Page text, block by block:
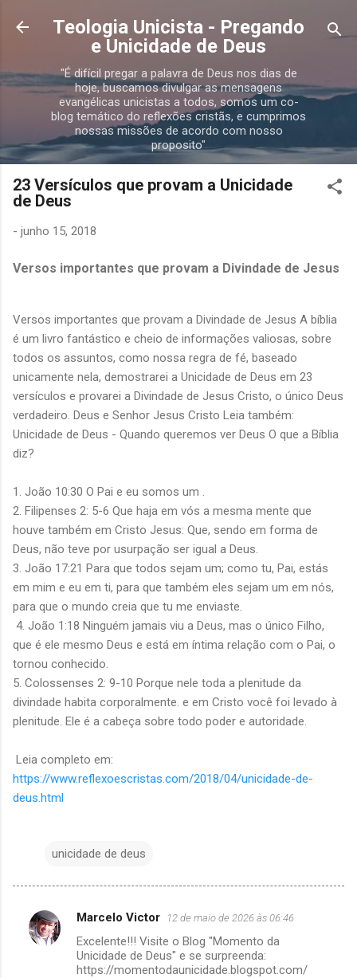
Pular para o conteúdo principal
Teologia Unicista - Pregando
e Unicidade de Deus
"É difícil pregar a palavra de Deus nos dias de
hoje, buscamos divulgar as mensagens
evangélicas unicistas a todos, somos um co-
blog temático do reflexões cristãs, e cumprimos
nossas missões de acordo com nosso
proposito"
23 Versículos que provam a Unicidade
de Deus
- junho 15, 2018
Versos importantes que provam a Divindade de Jesus
Versos importantes que provam a Divindade de Jesus A bíblia
é um livro fantástico e cheio de informações valiosas, sobre
todos os assuntos, como nossa regra de fé, baseado
unicamente nela, demostrarei a Unicidade de Deus em 23
versículos e provarei a Divindade de Jesus Cristo, o único Deus
verdadeiro. Deus e Senhor Jesus Cristo Leia também:
Unicidade de Deus - Quando queremos ver Deus O que a Bíblia
diz?
1. João 10:30 O Pai e eu somos um .
2. Filipenses 2: 5-6 Que haja em vós a mesma mente que
houve também em Cristo Jesus: Que, sendo em forma de
Deus, não teve por usurpação ser igual a Deus.
3. João 17:21 Para que todos sejam um; como tu, Pai, estás
em mim e eu em ti, para que também eles sejam um em nós,
para que o mundo creia que tu me enviaste.
4. João 1:18 Ninguém jamais viu a Deus, mas o único Filho,
que é ele mesmo Deus e está em íntima relação com o Pai, o
tornou conhecido.
5. Colossenses 2: 9-10 Porque nele toda a plenitude da
divindade habita corporalmente. e em Cristo você foi levado à
plenitude. Ele é a cabeça sobre todo poder e autoridade.
Leia completo em:
https://www.reflexoescristas.com/2018/04/unicidade-de-
deus.html
unicidade de deus
C
o
Marcelo Victor 12 de maio de 2026 às 06:46
Excelente!!! Visite o Blog "Momento da
Unicidade de Deus" e se surpreenda:
https://momentodaunicidade.blogspot.com/